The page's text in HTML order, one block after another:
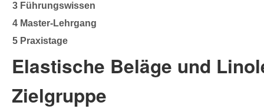
3 Führungswissen
4 Master-Lehrgang
5 Praxistage
Elastische Beläge und
Zielgruppe